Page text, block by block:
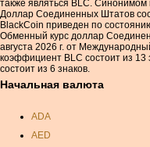
также являться BLC. Синонимом
Доллар Соединенных Штатов
BlackCoin приведен по
Обменный курс доллар
августа 2026 г. от
коэффициент BLC состоит из
состоит из 6 знаков.
Начальная валюта
ADA
AED